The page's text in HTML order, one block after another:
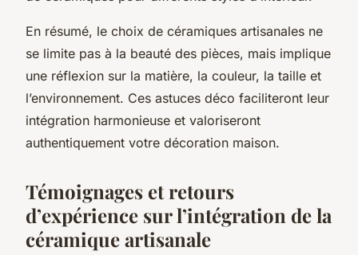
En résumé, le choix de céramiques artisanales ne
se limite pas à la beauté des pièces, mais implique
une réflexion sur la matière, la couleur, la taille et
l’environnement. Ces astuces déco faciliteront leur
intégration harmonieuse et valoriseront
authentiquement votre décoration maison.
Témoignages et retours
d’expérience sur l’intégration de la
céramique artisanale